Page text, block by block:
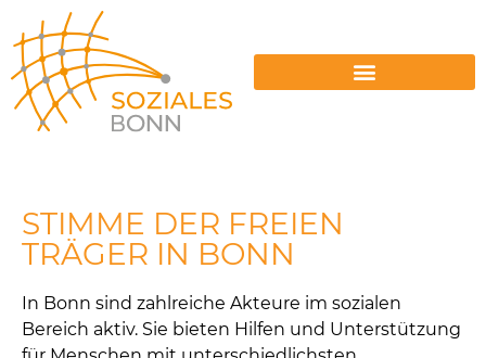
STIMME DER FREIEN
TRÄGER IN BONN
In Bonn sind zahlreiche Akteure im sozialen
Bereich aktiv. Sie bieten Hilfen und Unterstützung